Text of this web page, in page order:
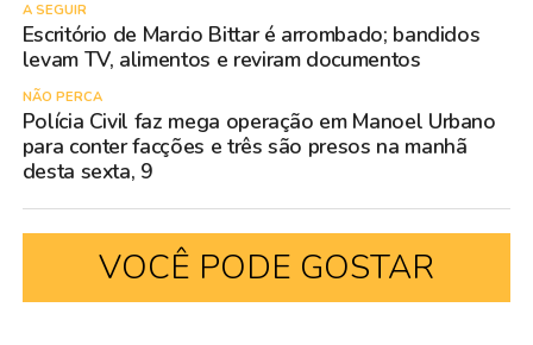
A SEGUIR
Escritório de Marcio Bittar é arrombado; bandidos
levam TV, alimentos e reviram documentos
NÃO PERCA
Polícia Civil faz mega operação em Manoel Urbano
para conter facções e três são presos na manhã
desta sexta, 9
VOCÊ PODE GOSTAR